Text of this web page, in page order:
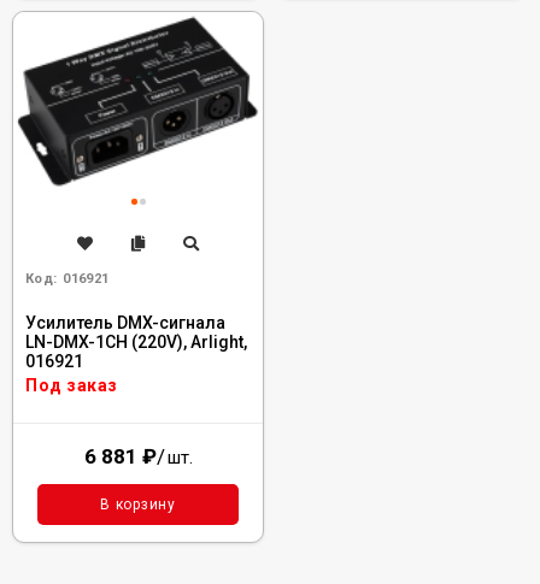
Код: 016921
Усилитель DMX-сигнала
LN-DMX-1CH (220V), Arlight,
016921
Под заказ
6 881 ₽/шт.
В корзину